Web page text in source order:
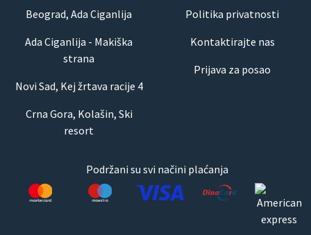
Beograd, Ada Ciganlija
Ada Ciganlija - Makiška
strana
Novi Sad, Kej žrtava racije 4
Crna Gora, Kolašin, Ski
resort
Politika privatnosti
Kontaktirajte nas
Prijava za posao
Podržani su svi načini plaćanja